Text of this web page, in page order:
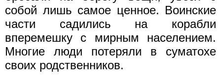
собой лишь самое ценное. Воинские
части садились на корабли
вперемешку с мирным населением.
Многие люди потеряли в суматохе
своих родственников.